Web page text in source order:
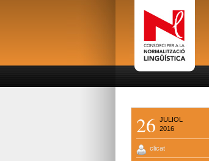
26 JULIOL
2016
clicat